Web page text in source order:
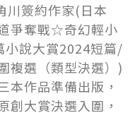
川簽約作家(日本
爭奪戰☆奇幻輕小
小說大賞2024短篇/
複選（類型決選）)
本作品準備出版，
創大賞決選入圍，